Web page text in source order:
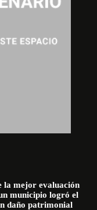
la mejor evaluación
municipio logró el
daño patrimonial